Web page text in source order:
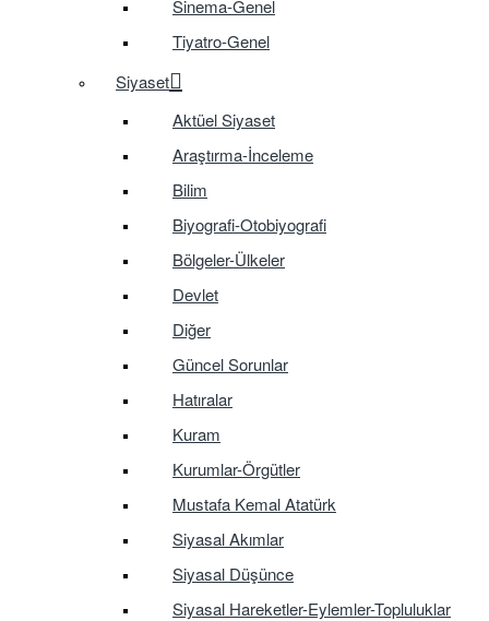
Sinema-Genel
Tiyatro-Genel
Siyaset
Aktüel Siyaset
Araştırma-İnceleme
Bilim
Biyografi-Otobiyografi
Bölgeler-Ülkeler
Devlet
Diğer
Güncel Sorunlar
Hatıralar
Kuram
Kurumlar-Örgütler
Mustafa Kemal Atatürk
Siyasal Akımlar
Siyasal Düşünce
Siyasal Hareketler-Eylemler-Topluluklar